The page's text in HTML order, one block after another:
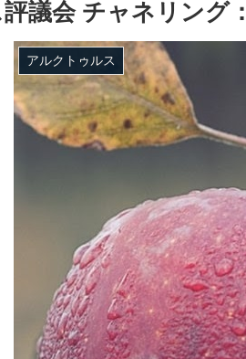
評議会 チャネリング
アルクトゥルス